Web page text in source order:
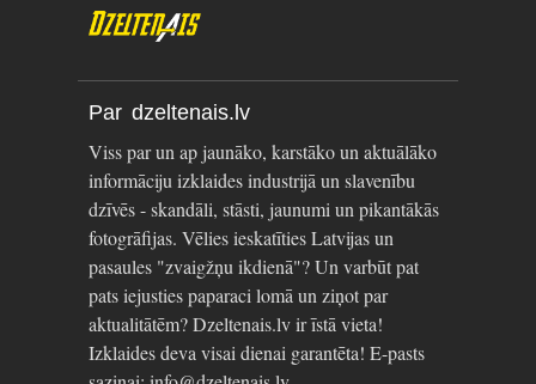
Par dzeltenais.lv
Viss par un ap jaunāko, karstāko un aktuālāko
informāciju izklaides industrijā un slavenību
dzīvēs - skandāli, stāsti, jaunumi un pikantākās
fotogrāfijas. Vēlies ieskatīties Latvijas un
pasaules "zvaigžņu ikdienā"? Un varbūt pat
pats iejusties paparaci lomā un ziņot par
aktualitātēm? Dzeltenais.lv ir īstā vieta!
Izklaides deva visai dienai garantēta! E-pasts